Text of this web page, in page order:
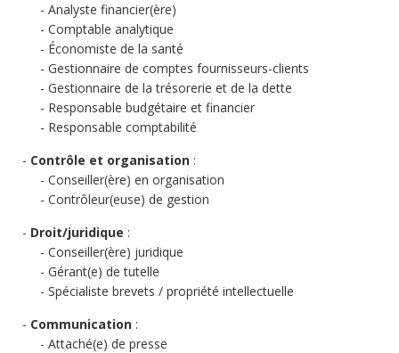
Analyste financier(ère)
Comptable analytique
Économiste de la santé
Gestionnaire de comptes fournisseurs-clients
Gestionnaire de la trésorerie et de la dette
Responsable budgétaire et financier
Responsable comptabilité
Contrôle et organisation :
Conseiller(ère) en organisation
Contrôleur(euse) de gestion
Droit/juridique :
Conseiller(ère) juridique
Gérant(e) de tutelle
Spécialiste brevets / propriété intellectuelle
Communication :
Attaché(e) de presse